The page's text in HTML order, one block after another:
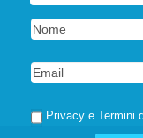
Privacy e Termini